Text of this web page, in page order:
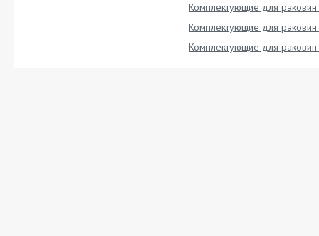
Комплектующие для
Комплектующие для раковин
Комплектующие для